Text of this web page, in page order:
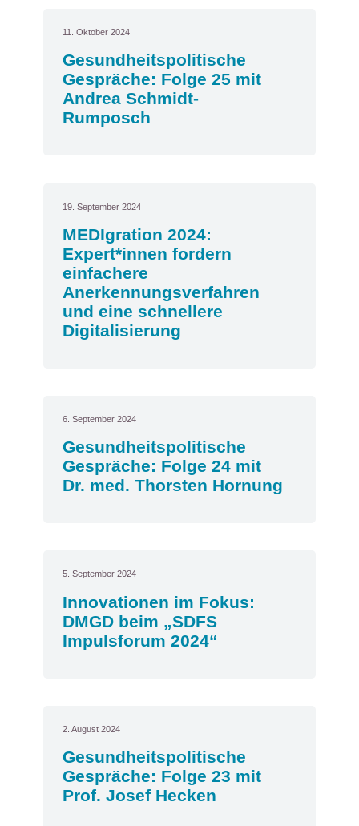
11. Oktober 2024
Gesundheitspolitische
Gespräche: Folge 25 mit
Andrea Schmidt-
Rumposch
19. September 2024
MEDIgration 2024:
Expert*innen fordern
einfachere
Anerkennungsverfahren
und eine schnellere
Digitalisierung
6. September 2024
Gesundheitspolitische
Gespräche: Folge 24 mit
Dr. med. Thorsten Hornung
5. September 2024
Innovationen im Fokus:
DMGD beim „SDFS
Impulsforum 2024“
2. August 2024
Gesundheitspolitische
Gespräche: Folge 23 mit
Prof. Josef Hecken